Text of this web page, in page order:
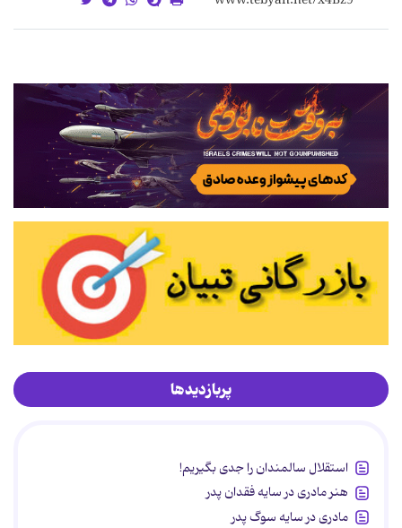
پربازدیدها
استقلال سالمندان را جدی بگیریم!
هنر مادری در سایه‌ فقدان پدر
مادری در سایه سوگ پدر